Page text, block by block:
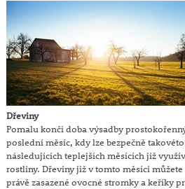
Dřeviny
Pomalu končí doba výsadby
poslední měsíc, kdy lze bezpečně
následujících teplejších měsících již
rostliny. Dřeviny již v tomto měsíci
právě zasazené ovocné stromky a keříky